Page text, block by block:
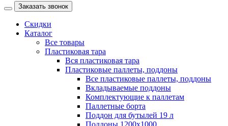
Заказать звонок
Скидки
Каталог
Все товары
Пластиковая тара
Вся пластиковая тара
Пластиковые паллеты, поддоны
Все пластиковые паллеты, поддоны
Вкладываемые поддоны
Комплектующие к паллетам
Паллетные борта
Поддон для бутылей 19 л
Поддоны 1200х1000